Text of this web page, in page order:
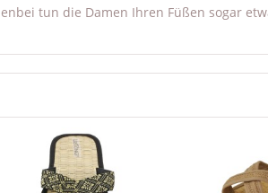
tun die Damen Ihren Füßen sogar